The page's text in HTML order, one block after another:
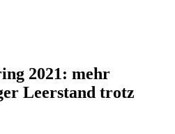
2021: mehr
Leerstand trotz